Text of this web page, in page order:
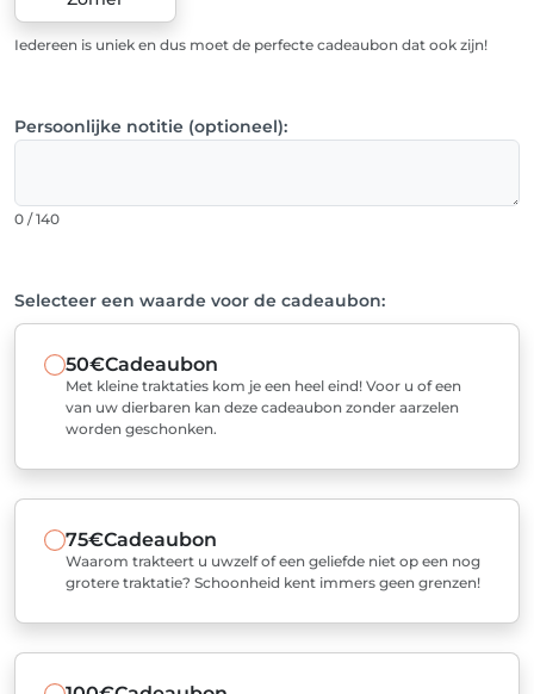
Iedereen is uniek en dus moet de perfecte cadeaubon dat ook zijn!
Persoonlijke notitie (optioneel):
0 / 140
Selecteer een waarde voor de cadeaubon:
50€Cadeaubon
Met kleine traktaties kom je een heel eind! Voor u of een
van uw dierbaren kan deze cadeaubon zonder aarzelen
worden geschonken.
75€Cadeaubon
Waarom trakteert u uwzelf of een geliefde niet op een nog
grotere traktatie? Schoonheid kent immers geen grenzen!